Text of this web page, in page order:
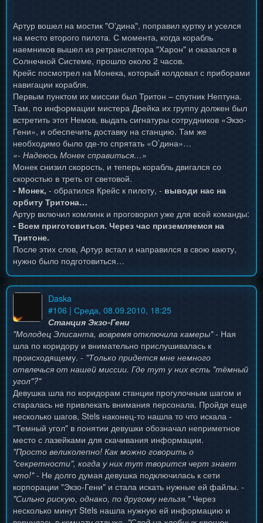
Артур вошел на мостик "О'дина", поправил куртку и уселся
на место второго пилота. С момента, когда корабль
наемников вышел из ретранслятора "Харон" и оказался в
Солнечной Системе, прошло около 2 часов.
Крейс посмотрел на Монека, который колдовал с приборами
навигации корабля.
Первым пунктом их миссии был Тритон – спутник Нептуна.
Там, по информации мистера Дрейка их группу должен был
встретить этот Немов, выдать сигнатуры сотрудников «Экзо-
Гени», и обеспечить доставку на станцию. Там же
необходимо было где-то спрятать «О’дина»…
«- Надеюсь Монек справиться…»
Монек снизил скорость, и теперь корабль двигался со
скоростью в треть от световой.
- Монек, - обратился Крейс к пилоту, - выводи нас на
орбиту Тритона…
Артур включил комлинк и проговорил уже для всей команды:
- Всем приготовиться. Через час приземляемся на
Тритоне.
После этих слов, Артур встал и направился в свою каюту,
нужно было подготовиться…
Daska
#106 | Среда, 08.09.2010, 18:25
Станция Экзо-Гени
"Молодец Элисанта, вовремя отключила камеры"- Ная
шла по коридору и внимательно прислушивалась к
происходящему. - "Только придется мне немного
отвлечься от нашей миссии. Где тут у них есть "тёмный
угол"?"
Девушка шла по коридорам станции прогулочным шагом и
старалась не привлекать внимания персонала. Пройдя еще
несколько шагов, Stels наконец-то нашла то что искала -
"Темный угол" в понятии девушки обозначал неприметное
место с лазейками для скачивания информации.
"Просто великолепно! Как можно говорить о
"секретности", когда у них тут творится черт знает
что!"- Не долго думая девушка подключилась к сети
корпорации "Экзо-Гени" и стала искать нужные ей файлы. -
"Сильно рискую, однако, по другому нельзя."Через
несколько минут Stels нашла нужную ей информацию и